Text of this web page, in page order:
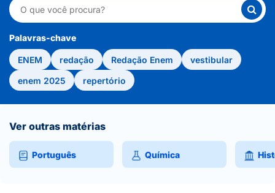
Palavras-chave
ENEM redação Redação Enem
vestibular
enem 2025
repertório
Ver outras matérias
Português Química